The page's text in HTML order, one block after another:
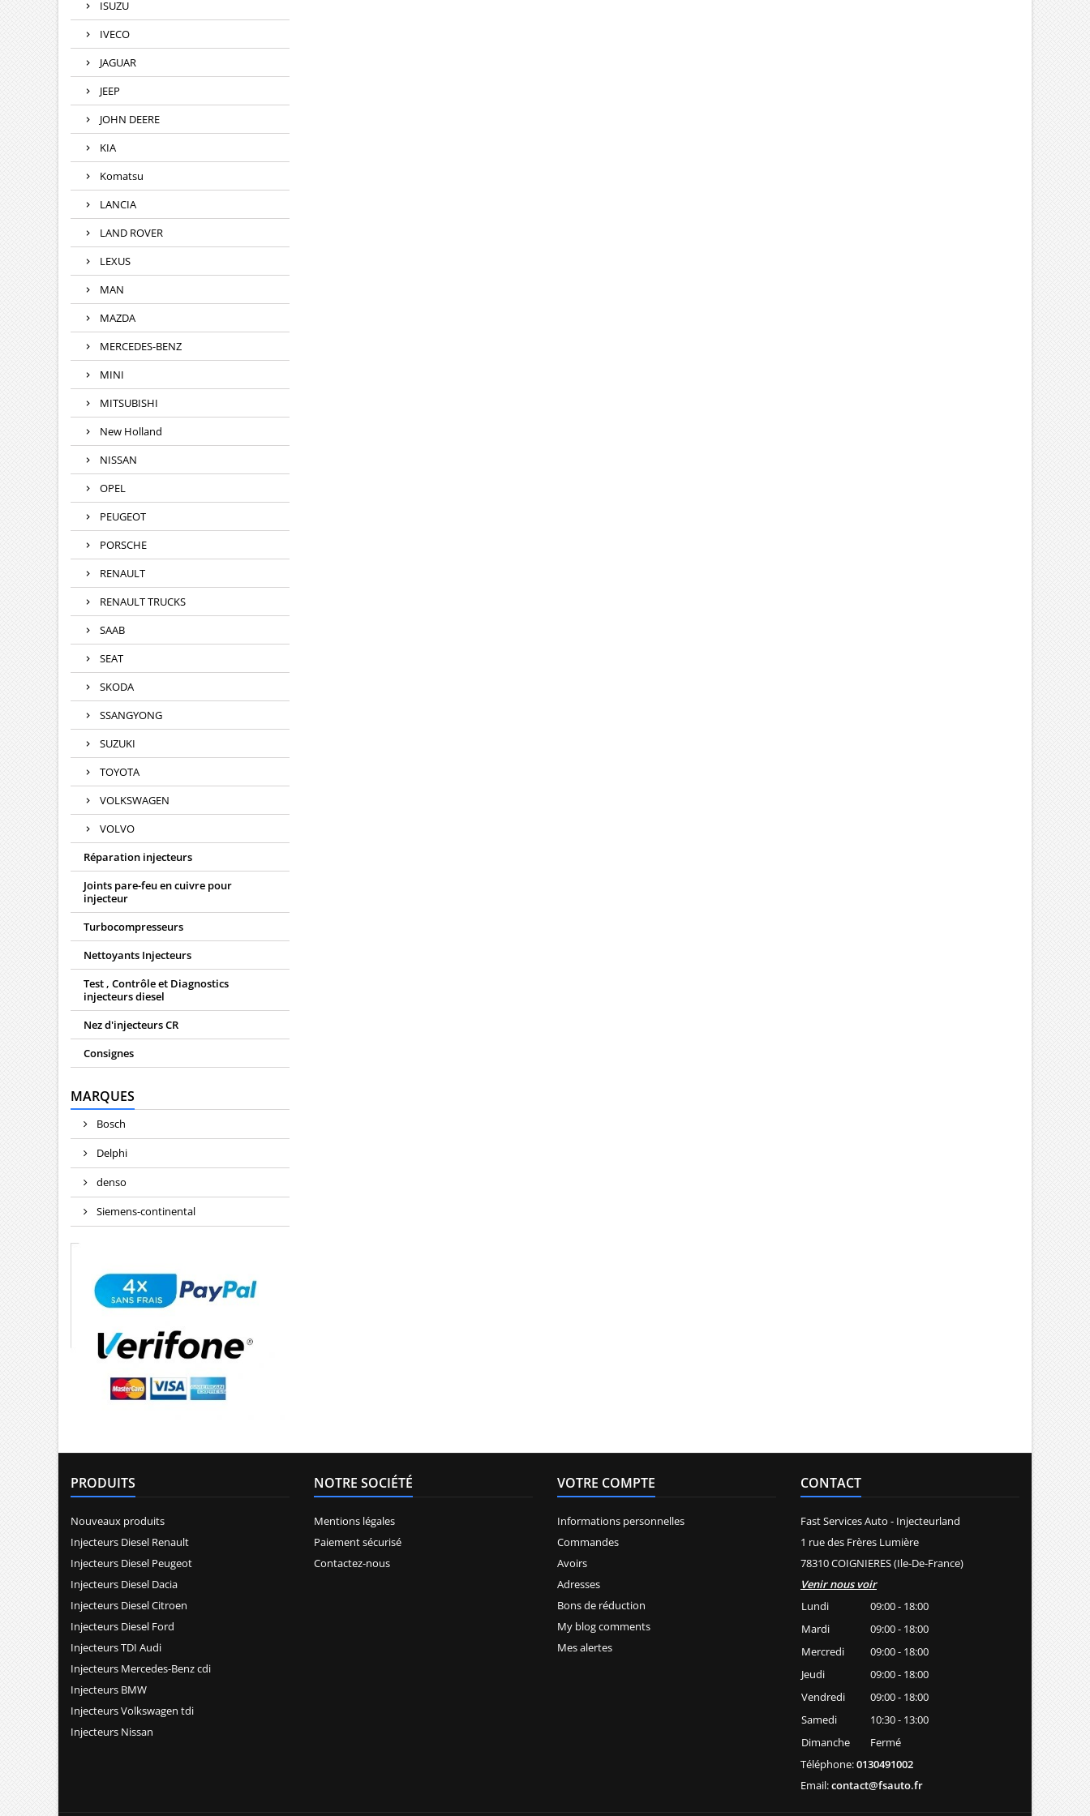
ISUZU
IVECO
JAGUAR
JEEP
JOHN DEERE
KIA
Komatsu
LANCIA
LAND ROVER
LEXUS
MAN
MAZDA
MERCEDES-BENZ
MINI
MITSUBISHI
New Holland
NISSAN
OPEL
PEUGEOT
PORSCHE
RENAULT
RENAULT TRUCKS
SAAB
SEAT
SKODA
SSANGYONG
SUZUKI
TOYOTA
VOLKSWAGEN
VOLVO
Réparation injecteurs
Joints pare-feu en cuivre pour
injecteur
Turbocompresseurs
Nettoyants Injecteurs
Test , Contrôle et Diagnostics
injecteurs diesel
Nez d'injecteurs CR
Consignes
MARQUES
Bosch
Delphi
denso
Siemens-continental
PRODUITS
Nouveaux produits
Injecteurs Diesel Renault
Injecteurs Diesel Peugeot
Injecteurs Diesel Dacia
Injecteurs Diesel Citroen
Injecteurs Diesel Ford
Injecteurs TDI Audi
Injecteurs Mercedes-Benz cdi
Injecteurs BMW
Injecteurs Volkswagen tdi
Injecteurs Nissan
NOTRE SOCIÉTÉ
Mentions légales
Paiement sécurisé
Contactez-nous
VOTRE COMPTE
Informations personnelles
Commandes
Avoirs
Adresses
Bons de réduction
My blog comments
Mes alertes
CONTACT
Fast Services Auto - Injecteurland
1 rue des Frères Lumière
78310 COIGNIERES (Ile-De-France)
Venir nous voir
Lundi
09:00 - 18:00
Mardi
09:00 - 18:00
Mercredi
09:00 - 18:00
Jeudi
09:00 - 18:00
Vendredi
09:00 - 18:00
Samedi
10:30 - 13:00
Dimanche
Fermé
Téléphone:0130491002
Email:contact@fsauto.fr